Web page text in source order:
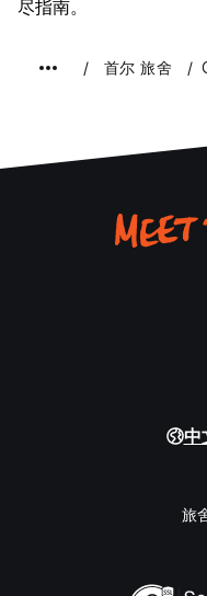
尽指南。
首尔 旅舍
中
旅